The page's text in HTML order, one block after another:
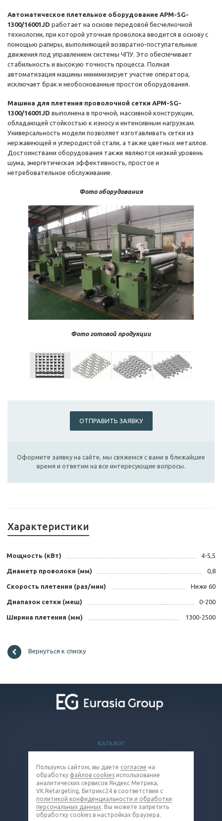
Автоматическое плетельное оборудование APM-SG-
1300/16001JD работает на основе передовой бесчелночной
технологии, при которой уточная проволока вводится в основу с
помощью рапиры, выполняющей возвратно-поступательные
движения под управлением системы ЧПУ. Это обеспечивает
стабильность и высокую точность процесса. Полная
автоматизация машины минимизирует участие оператора,
исключает брак и необоснованные простои оборудования.
Машина для плетения проволочной сетки APM-SG-
1300/16001JD выполнена в прочной, массивной конструкции,
обладающей стойкостью к износу и интенсивным нагрузкам.
Универсальность модели позволяет изготавливать сетки из
нержавеющей и углеродистой стали, а также цветных металлов.
Достоинствами оборудования также являются низкий уровень
шума, энергетическая эффективность, простое и
нетребовательное обслуживание.
Фото оборудования
Фото готовой продукции
ОТПРАВИТЬ ЗАЯВКУ
Оформите заявку на сайте, мы свяжемся с вами в ближайшее
время и ответим на все интересующие вопросы.
Характеристики
Мощность (кВт) 4-5,5
Диаметр проволоки (мм) 0,8
Скорость плетения (раз/мин) Ниже 60
Диапазон сетки (меш) 0-200
Ширина плетения (мм) 1300-2500
Вернуться к списку
КАТАЛОГ
КОМПАНИЯ
КОНТАКТЫ
8 800 301-48-31
wire@eq-mail.ru
Пользуясь сайтом, вы даете согласие на
обработку файлов cookies использование
аналитических сервисов Яндекс Метрика,
VK.Retargeting, Битрикс24 в соответствии с
политикой конфиденциальности и обработки
персональных данных. Вы можете запретить
обработку cookies в настройках браузера.